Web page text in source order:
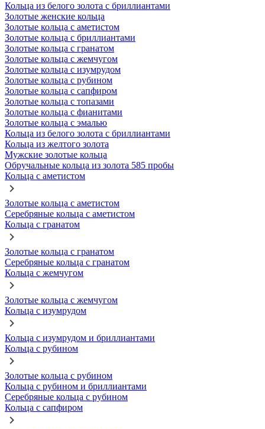
Кольца из белого золота с бриллиантами
Золотые женские кольца
Золотые кольца с аметистом
Золотые кольца с бриллиантами
Золотые кольца с гранатом
Золотые кольца с жемчугом
Золотые кольца с изумрудом
Золотые кольца с рубином
Золотые кольца с сапфиром
Золотые кольца с топазами
Золотые кольца с фианитами
Золотые кольца с эмалью
Кольца из белого золота с бриллиантами
Кольца из желтого золота
Мужские золотые кольца
Обручальные кольца из золота 585 пробы
Кольца с аметистом
Золотые кольца с аметистом
Серебряные кольца с аметистом
Кольца с гранатом
Золотые кольца с гранатом
Серебряные кольца с гранатом
Кольца с жемчугом
Золотые кольца с жемчугом
Кольца с изумрудом
Кольца с изумрудом и бриллиантами
Кольца с рубином
Золотые кольца с рубином
Кольца с рубином и бриллиантами
Серебряные кольца с рубином
Кольца с сапфиром